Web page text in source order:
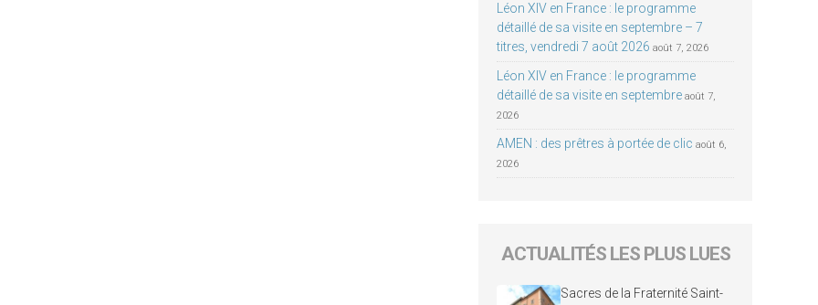
Léon XIV en France : le programme
détaillé de sa visite en septembre – 7
titres, vendredi 7 août 2026 août 7, 2026
Léon XIV en France : le programme
détaillé de sa visite en septembre août 7,
2026
AMEN : des prêtres à portée de clic août 6,
2026
ACTUALITÉS LES PLUS LUES
Sacres de la Fraternité Saint-